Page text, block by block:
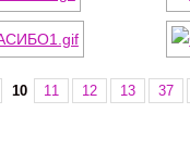
10 11 12 13 37